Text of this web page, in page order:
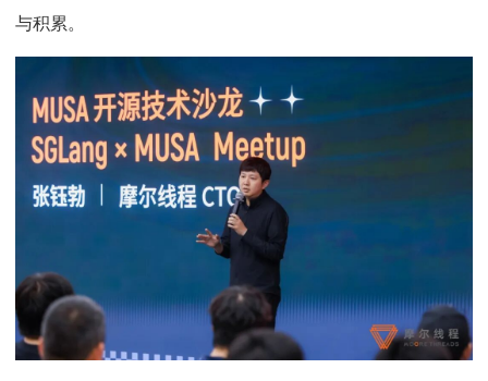
与积累。